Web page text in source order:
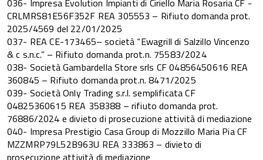
036- Impresa Evolution Impianti di Ciriello Maria Rosaria CF -
CRLMRS81E56F352F REA 305553 – Rifiuto domanda prot.
2025/4569 del 22/01/2025
037- REA CE-173465– società “Ewagrill di Salzillo Vincenzo
& c s.n.c.” – Rifiuto domanda prot.n. 75583/2024
038- Società Gambardella Store srls CF 04856450616 REA
360845 – Rifiuto domanda prot.n. 8471/2025
039- Società Only Trading s.r.l. semplificata CF
04825360615 REA 358388 – rifiuto domanda prot.
76886/2024 e divieto di prosecuzione attività di mediazione
040- Impresa Prestigio Casa Group di Mozzillo Maria Pia CF
MZZMRP79L52B963U REA 333863 – divieto di
prosecuzione attività di mediazione